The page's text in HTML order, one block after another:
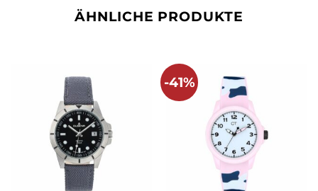
ÄHNLICHE PRODUKTE
-41%